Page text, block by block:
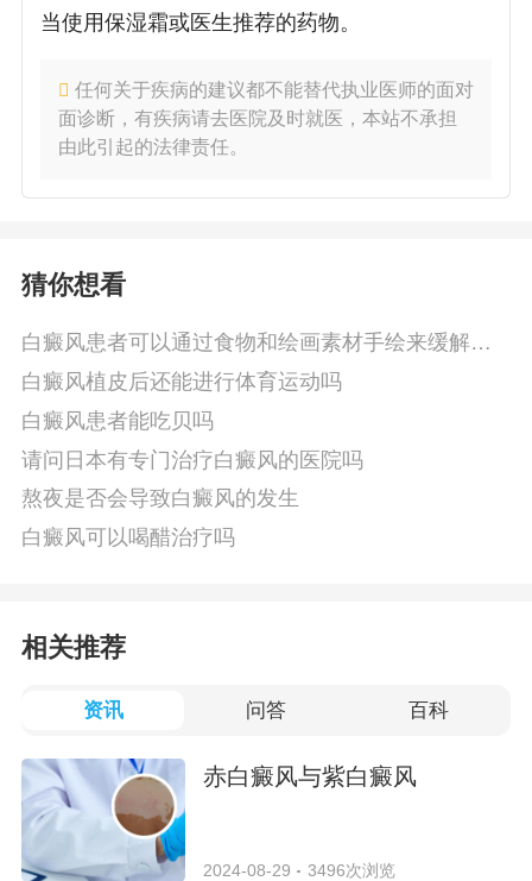
当使用保湿霜或医生推荐的药物。
任何关于疾病的建议都不能替代执业医师的面对
面诊断，有疾病请去医院及时就医，本站不承担
由此引起的法律责任。
猜你想看
白癜风患者可以通过食物和绘画素材手绘来缓解症
状吗
白癜风植皮后还能进行体育运动吗
白癜风患者能吃贝吗
请问日本有专门治疗白癜风的医院吗
熬夜是否会导致白癜风的发生
白癜风可以喝醋治疗吗
相关推荐
资讯 问答 百科
赤白癜风与紫白癜风
2024-08-29 3496次浏览